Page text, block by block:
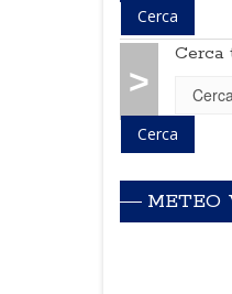
>
Cerca
METEO